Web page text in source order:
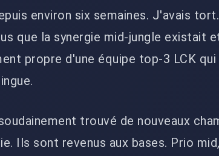
environ six semaines. J'avais
que la synergie mid-jungle existait
propre d'une équipe top-3 LCK qui
trouvé de nouveaux
Ils sont revenus aux bases. Prio